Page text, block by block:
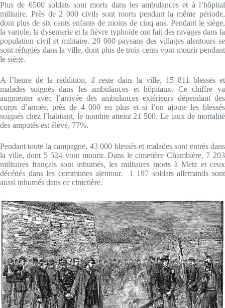
Plus de 6500 soldats sont morts dans les ambulances et à l’hôpital
militaire. Près de 2 000 civils sont morts pendant la même période,
dont plus de six cents enfants de moins de cinq ans. Pendant le siège,
la variole, la dysenterie et la fièvre typhoïde ont fait des ravages dans la
population civil et militaire. 20 000 paysans des villages alentours se
sont réfugiés dans la ville, dont plus de trois cents vont mourir pendant
le siège.
A l’heure de la reddition, il reste dans la ville, 15 811 blessés et
malades soignés dans les ambulances et hôpitaux. Ce chiffre va
augmenter avec l’arrivée des ambulances extérieurs dépendant des
corps d’armée, près de 4 000 en plus et si l’on ajoute les blessés
soignés chez l’habitant, le nombre atteint 21 500. Le taux de mortalité
des amputés est élevé, 77%.
Pendant toute la campagne, 43 000 blessés et malades sont entrés dans
la ville, dont 5 524 vont mourir. Dans le cimetière Chambière, 7 203
militaires français sont inhumés, les militaires morts à Metz et ceux
décédés dans les communes alentour. 1 197 soldats allemands sont
aussi inhumés dans ce cimetière.